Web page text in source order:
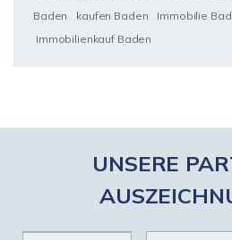
Baden
kaufen Baden Immobilie
Immobilienkauf Baden
UNSERE